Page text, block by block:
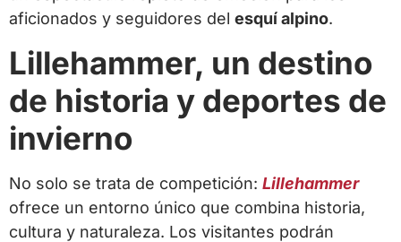
aficionados y seguidores del esquí alpino.
Lillehammer, un destino
de historia y deportes de
invierno
No solo se trata de competición: Lillehammer
ofrece un entorno único que combina historia,
cultura y naturaleza. Los visitantes podrán